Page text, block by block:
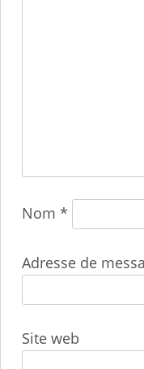
Nom*
Adresse de
Site web